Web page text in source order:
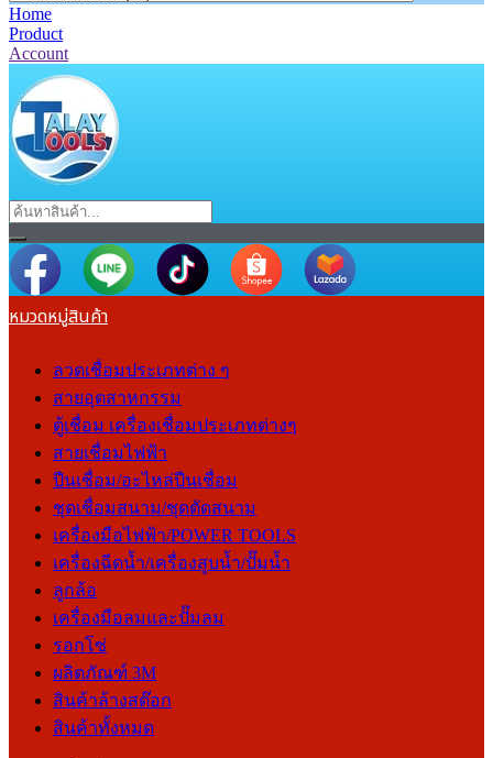
Home
Product
Account
หมวดหมู่สินค้า
ลวดเชื่อมประเภทต่าง ๆ
สายอุตสาหกรรม
ตู้เชื่อม เครื่องเชื่อมประเภทต่างๆ
สายเชื่อมไฟฟ้า
ปืนเชื่อม/อะไหล่ปืนเชื่อม
ชุดเชื่อมสนาม/ชุดตัดสนาม
เครื่องมือไฟฟ้า/POWER TOOLS
เครื่องฉีดน้ำ/เครื่องสูบน้ำ/ปั๊มน้ำ
ลูกล้อ
เครื่องมือลมและปั๊มลม
รอกโซ่
ผลิตภัณฑ์ 3M
สินค้าล้างสต๊อก
สินค้าทั้งหมด